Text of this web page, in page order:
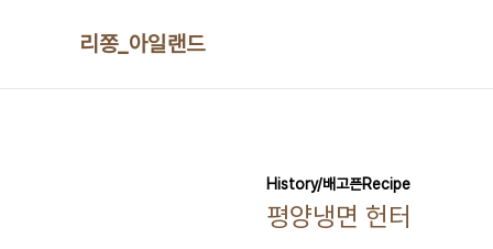
리쫑_아일랜드
History/배고픈Recipe
평양냉면 헌터